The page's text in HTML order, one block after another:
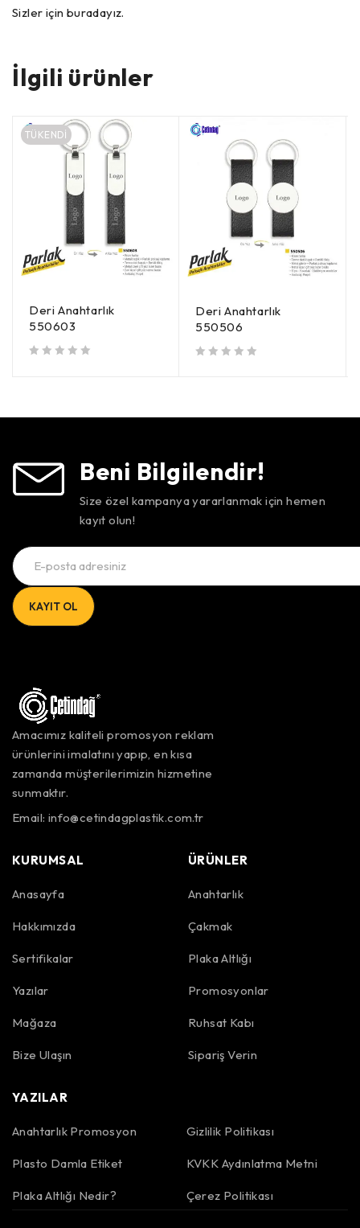
Sizler için buradayız.
İlgili ürünler
TÜKENDI
Deri Anahtarlık
550603
Deri Anahtarlık
550506
Beni Bilgilendir!
Size özel kampanya yararlanmak için hemen
kayıt olun!
Amacımız kaliteli promosyon reklam
ürünlerini imalatını yapıp, en kısa
zamanda müşterilerimizin hizmetine
sunmaktır.
Email: info@cetindagplastik.com.tr
KURUMSAL
Anasayfa
Hakkımızda
Sertifikalar
Yazılar
Mağaza
Bize Ulaşın
ÜRÜNLER
Anahtarlık
Çakmak
Plaka Altlığı
Promosyonlar
Ruhsat Kabı
Sipariş Verin
YAZILAR
Anahtarlık Promosyon
Plasto Damla Etiket
Plaka Altlığı Nedir?
Gizlilik Politikası
KVKK Aydınlatma Metni
Çerez Politikası